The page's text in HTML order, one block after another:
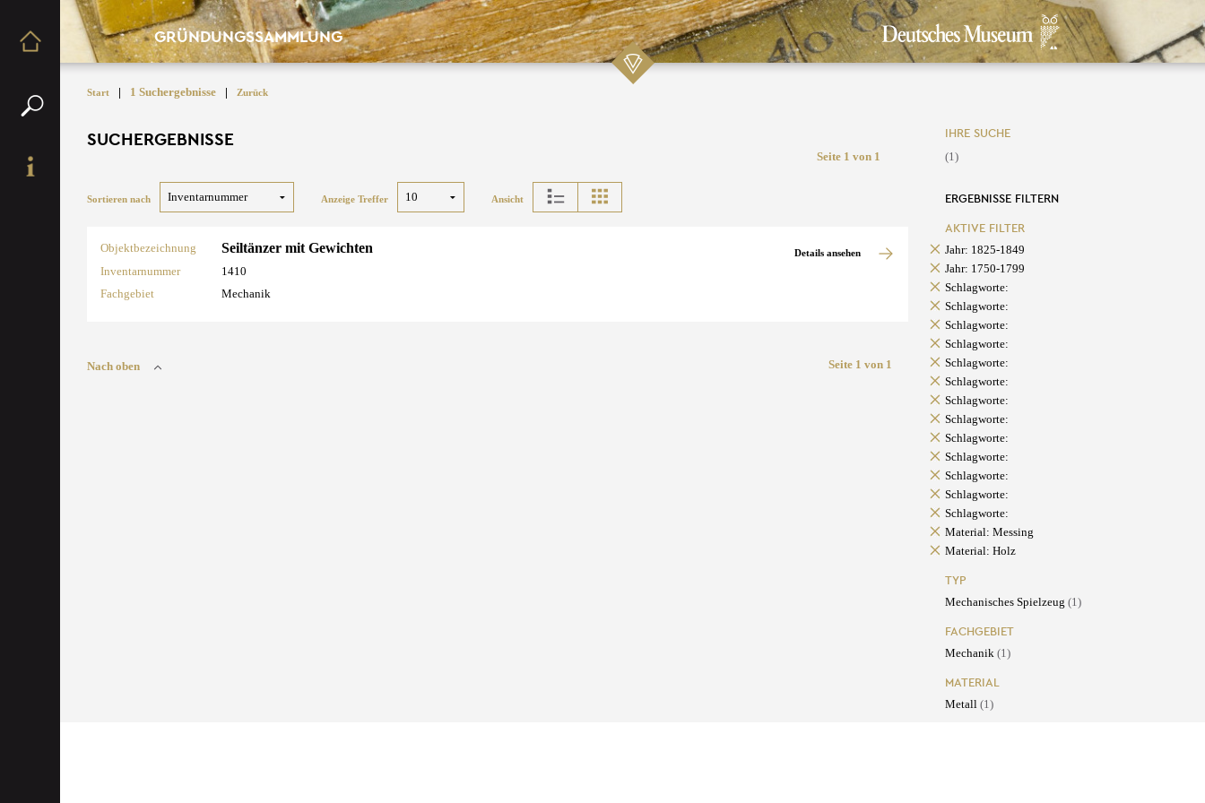
GRÜNDUNGSSAMMLUNG
Start | 1 Suchergebnisse | Zurück
SUCHERGEBNISSE
Seite 1 von 1
Sortieren nach Anzeige Treffer Ansicht
Objektbezeichnung Seiltänzer mit Gewichten
Inventarnummer
1410
Fachgebiet
Mechanik
Details ansehen
Nach oben Seite 1 von 1
IHRE SUCHE
(1)
ERGEBNISSE FILTERN
AKTIVE FILTER
Jahr: 1825-1849
Jahr: 1750-1799
Schlagworte:
Schlagworte:
Schlagworte:
Schlagworte:
Schlagworte:
Schlagworte:
Schlagworte:
Schlagworte:
Schlagworte:
Schlagworte:
Schlagworte:
Schlagworte:
Schlagworte:
Material: Messing
Material: Holz
TYP
Mechanisches Spielzeug (1)
FACHGEBIET
Mechanik (1)
MATERIAL
Metall (1)